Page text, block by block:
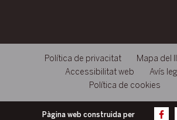
Política de privacitat
Mapa del
Accessibilitat web
Avís
Política de cookies
Pàgina web construida per